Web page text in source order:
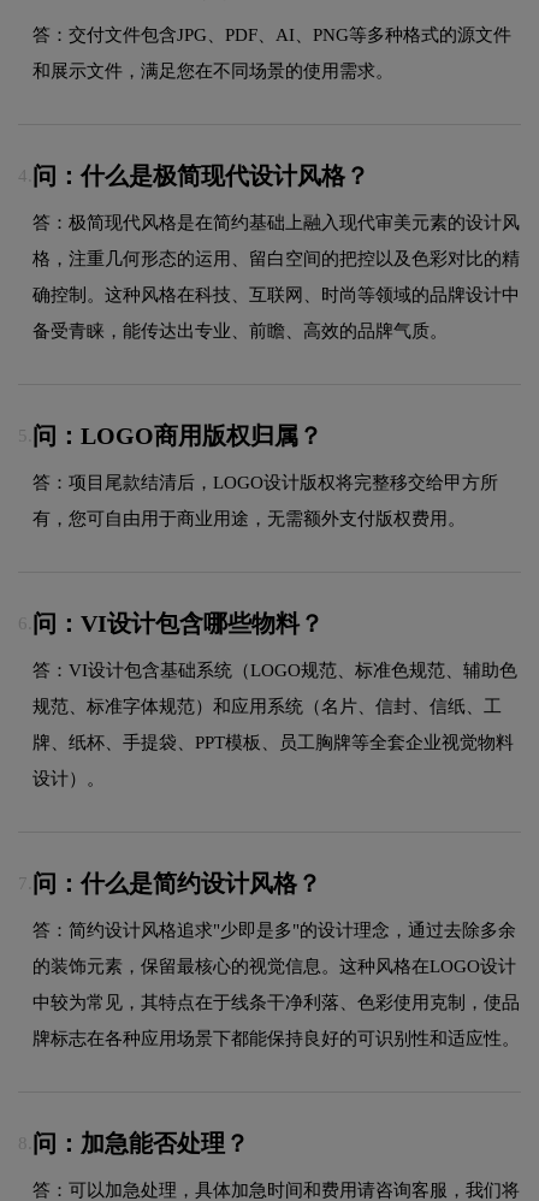
答：交付文件包含JPG、PDF、AI、PNG等多种格式的源文件
和展示文件，满足您在不同场景的使用需求。
4. 问：什么是极简现代设计风格？
答：极简现代风格是在简约基础上融入现代审美元素的设计风
格，注重几何形态的运用、留白空间的把控以及色彩对比的精
确控制。这种风格在科技、互联网、时尚等领域的品牌设计中
备受青睐，能传达出专业、前瞻、高效的品牌气质。
5. 问：LOGO商用版权归属？
答：项目尾款结清后，LOGO设计版权将完整移交给甲方所
有，您可自由用于商业用途，无需额外支付版权费用。
6. 问：VI设计包含哪些物料？
答：VI设计包含基础系统（LOGO规范、标准色规范、辅助色
规范、标准字体规范）和应用系统（名片、信封、信纸、工
牌、纸杯、手提袋、PPT模板、员工胸牌等全套企业视觉物料
设计）。
7. 问：什么是简约设计风格？
答：简约设计风格追求"少即是多"的设计理念，通过去除多余
的装饰元素，保留最核心的视觉信息。这种风格在LOGO设计
中较为常见，其特点在于线条干净利落、色彩使用克制，使品
牌标志在各种应用场景下都能保持良好的可识别性和适应性。
8. 问：加急能否处理？
答：可以加急处理，具体加急时间和费用请咨询客服，我们将